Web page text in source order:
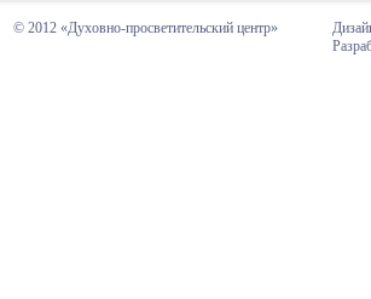
© 2012 «Духовно-просветительский центр»